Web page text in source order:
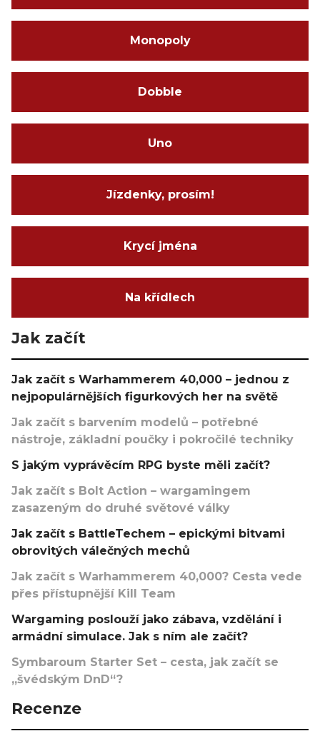
Monopoly
Dobble
Uno
Jízdenky, prosím!
Krycí jména
Na křídlech
Jak začít
Jak začít s Warhammerem 40,000 – jednou z
nejpopulárnějších figurkových her na světě
Jak začít s barvením modelů – potřebné
nástroje, základní poučky i pokročilé techniky
S jakým vyprávěcím RPG byste měli začít?
Jak začít s Bolt Action – wargamingem
zasazeným do druhé světové války
Jak začít s BattleTechem – epickými bitvami
obrovitých válečných mechů
Jak začít s Warhammerem 40,000? Cesta vede
přes přístupnější Kill Team
Wargaming poslouží jako zábava, vzdělání i
armádní simulace. Jak s ním ale začít?
Symbaroum Starter Set – cesta, jak začít se
„švédským DnD“?
Recenze